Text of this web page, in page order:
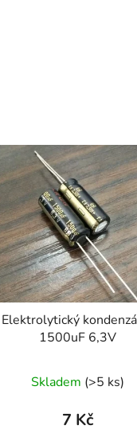
Elektrolytický
1500uF 6,3V
Skladem (>5 ks)
7 Kč